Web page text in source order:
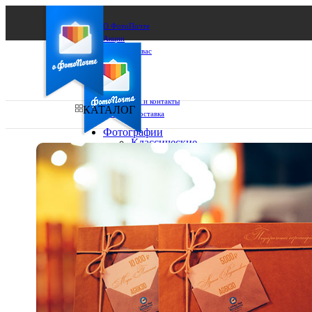
О ФотоПочте
Акции
Сделаем за вас
Бизнесу
FAQ
Франшиза
Поддержка и контакты
Оплата и доставка
Ваш регион доставки
Выберите из списка:
КАТАЛОГ
Фотографии
Классические
10х10
15х20
20х20
30х30
30х40
А4
Фото